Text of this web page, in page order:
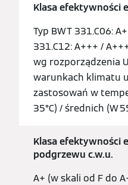
Klasa efektywności
Typ BWT 331.C06:
331.C12: A+++ /
wg rozporządzenia
warunkach klimatu
zastosowań w
35°C) / średnich (W
Klasa efektywności
podgrzewu c.w.u.
A+ (w skali od F do